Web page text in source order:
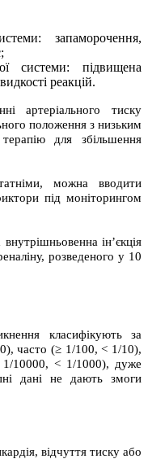
запаморочення,
системи: підвищена
реакцій.
артеріального тиску
положення з низьким
для збільшення
можна вводити
під моніторингом
ін’єкція
розведеного у 10
класифікують за
часто (≥ 1/100, < 1/10),
10000, < 1/1000), дуже
дані не дають змоги
відчуття тиску або